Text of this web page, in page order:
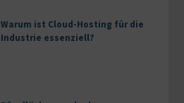
Warum ist Cloud-Hosting für die
Industrie essenziell?